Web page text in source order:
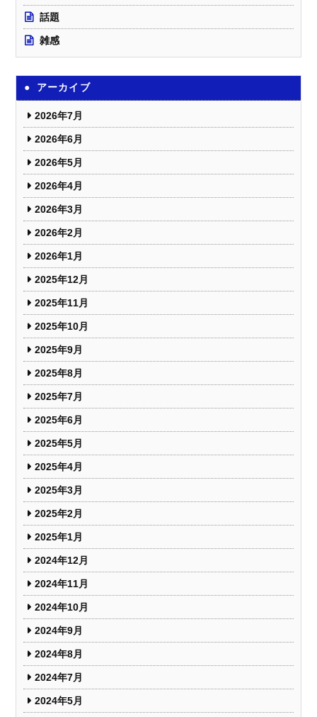
話題
雑感
アーカイブ
2026年7月
2026年6月
2026年5月
2026年4月
2026年3月
2026年2月
2026年1月
2025年12月
2025年11月
2025年10月
2025年9月
2025年8月
2025年7月
2025年6月
2025年5月
2025年4月
2025年3月
2025年2月
2025年1月
2024年12月
2024年11月
2024年10月
2024年9月
2024年8月
2024年7月
2024年5月